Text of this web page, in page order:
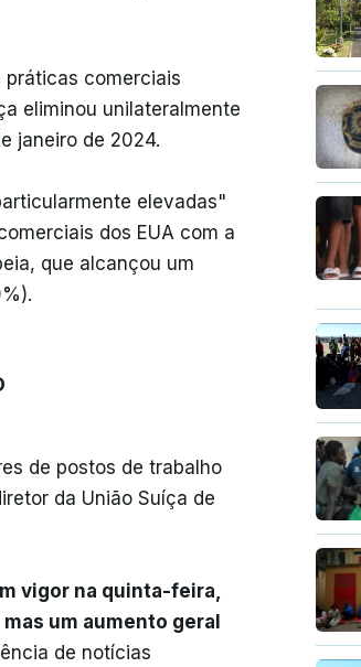
práticas comerciais
eliminou unilateralmente
janeiro de 2024.
elevadas"
dos EUA com a
que alcançou um
de postos de trabalho
da União Suíça de
vigor na quinta-feira,
um aumento geral
de notícias